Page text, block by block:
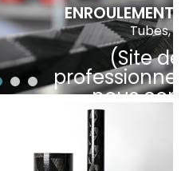
FILAMENTAIRE >
poutres...
dédié aux
Particuliers
au